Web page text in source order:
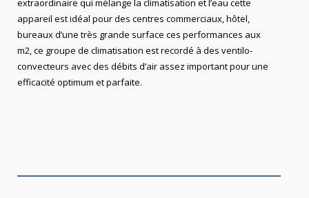
extraordinaire qui mélange la climatisation et l’eau cette
appareil est idéal pour des centres commerciaux, hôtel,
bureaux d’une très grande surface ces performances aux
m2, ce groupe de climatisation est recordé à des ventilo-
convecteurs avec des débits d’air assez important pour une
efficacité optimum et parfaite.